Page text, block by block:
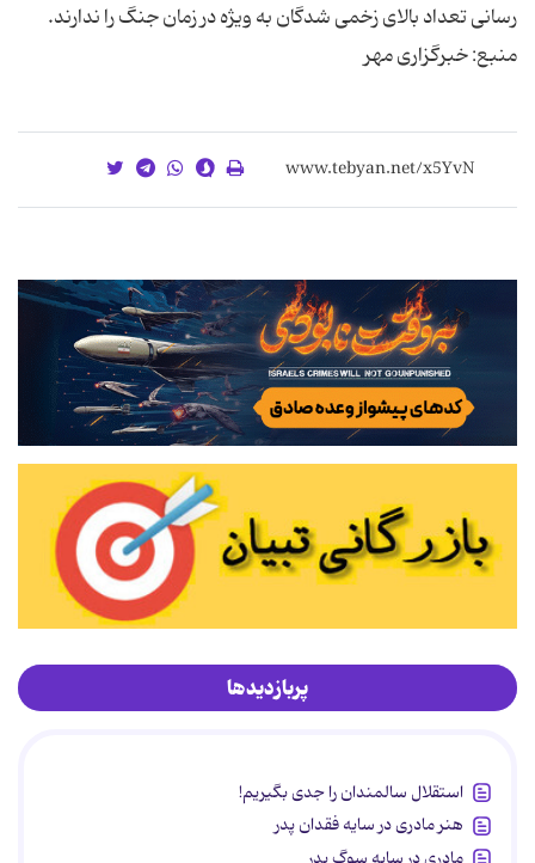
رسانی تعداد بالای زخمی شدگان به ویژه در زمان جنگ را ندارند.
منبع: خبرگزاری مهر
پربازدیدها
استقلال سالمندان را جدی بگیریم!
هنر مادری در سایه‌ فقدان پدر
مادری در سایه سوگ پدر